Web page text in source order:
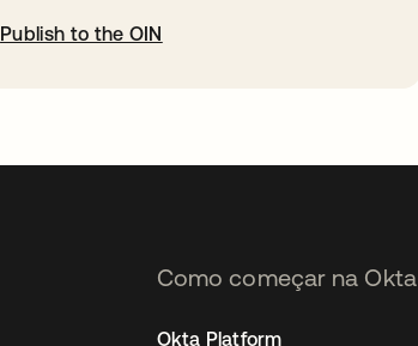
Publish to the OIN
Como começar na Okta
Okta Platform